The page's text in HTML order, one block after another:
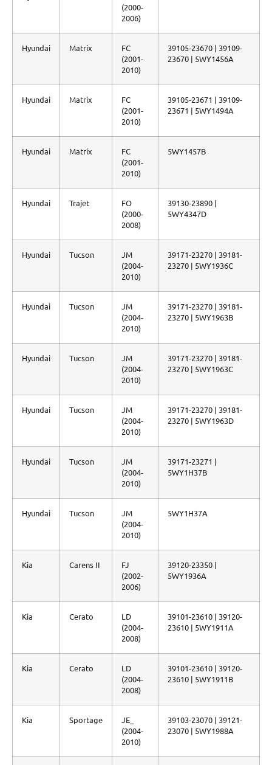
(2000-
2006)
Hyundai Matrix
FC
(2001-
2010)
39105-23670 | 39109-
23670 | 5WY1456A
Hyundai Matrix
FC
(2001-
2010)
39105-23671 | 39109-
23671 | 5WY1494A
Hyundai Matrix
FC
(2001-
2010)
5WY1457B
Hyundai Trajet
FO
(2000-
2008)
39130-23890 |
5WY4347D
Hyundai Tucson
JM
(2004-
2010)
39171-23270 | 39181-
23270 | 5WY1936C
Hyundai Tucson
JM
(2004-
2010)
39171-23270 | 39181-
23270 | 5WY1963B
Hyundai Tucson
JM
(2004-
2010)
39171-23270 | 39181-
23270 | 5WY1963C
Hyundai Tucson
JM
(2004-
2010)
39171-23270 | 39181-
23270 | 5WY1963D
Hyundai Tucson
JM
(2004-
2010)
39171-23271 |
5WY1H37B
Hyundai Tucson
JM
(2004-
2010)
5WY1H37A
Kia Carens II
FJ
(2002-
2006)
39120-23350 |
5WY1936A
Kia Cerato
LD
(2004-
2008)
39101-23610 | 39120-
23610 | 5WY1911A
Kia Cerato
LD
(2004-
2008)
39101-23610 | 39120-
23610 | 5WY1911B
Kia Sportage
JE_
(2004-
2010)
39103-23070 | 39121-
23070 | 5WY1988A